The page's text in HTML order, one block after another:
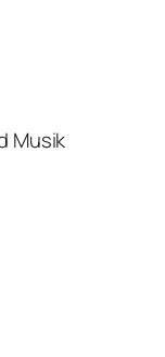
Musik